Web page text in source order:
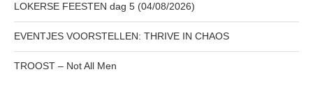
LOKERSE FEESTEN dag 5 (04/08/2026)
EVENTJES VOORSTELLEN: THRIVE IN CHAOS
TROOST – Not All Men